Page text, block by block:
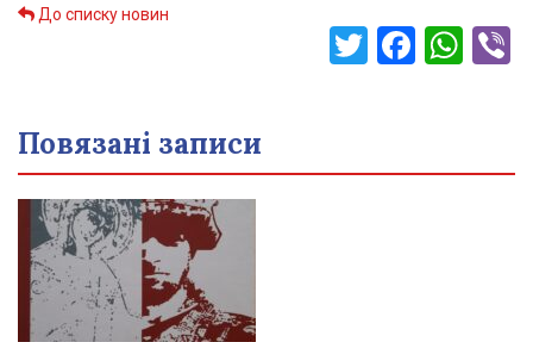
До списку новин
Twitter
Повязані записи